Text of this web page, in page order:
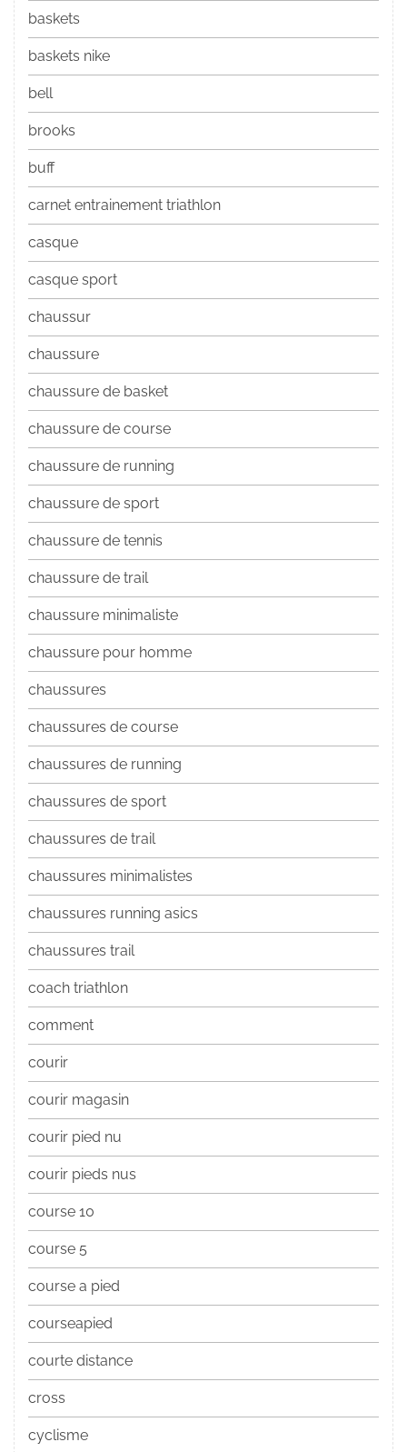
baskets
baskets nike
bell
brooks
buff
carnet entrainement triathlon
casque
casque sport
chaussur
chaussure
chaussure de basket
chaussure de course
chaussure de running
chaussure de sport
chaussure de tennis
chaussure de trail
chaussure minimaliste
chaussure pour homme
chaussures
chaussures de course
chaussures de running
chaussures de sport
chaussures de trail
chaussures minimalistes
chaussures running asics
chaussures trail
coach triathlon
comment
courir
courir magasin
courir pied nu
courir pieds nus
course 10
course 5
course a pied
courseapied
courte distance
cross
cyclisme